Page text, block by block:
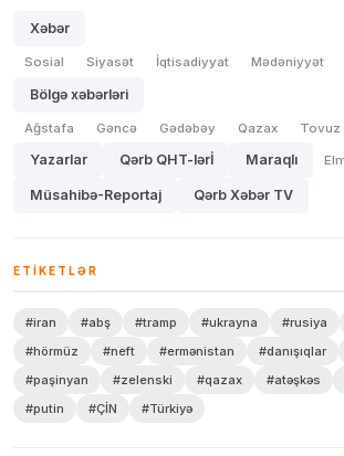
Xəbər
Sosial Siyasət İqtisadiyyat Mədəniyyət
Bölgə xəbərləri
Ağstafa Gəncə Gədəbəy Qazax Tovuz
Yazarlar Qərb QHT-lərİ Maraqlı
Müsahibə-Reportaj Qərb Xəbər TV
ETIKETLƏR
#iran #abş #tramp #ukrayna #rusiya
#hörmüz
#neft #ermənistan #danışıqlar
#paşinyan
#zelenski #qazax #atəşkəs
#putin
#ÇİN #Türkiyə